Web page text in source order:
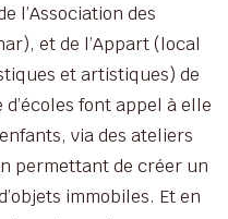
l’Association des
et de l’Appart (local
et artistiques) de
font appel à elle
via des ateliers
permettant de créer un
immobiles. Et en